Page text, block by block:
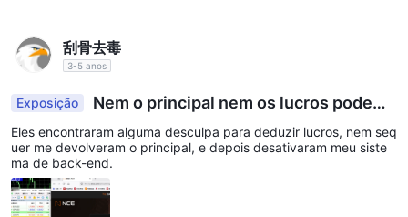
e mais. O MT5 oferece capacidades avançadas de gráficos,
ferramentas de análise técnica, indicadores personalizáveis e a
capacidade de automatizar estratégias de negociação usando
negociações, gerenciar ordens e monitorar as condições do
mercado em tempo real usando o MT5.
API FIX
刮骨去毒
3-5 anos
Exposição
Nem o principal nem os lucros podem
ser retirados.
Eles encontraram alguma desculpa para deduzir lucros, nem seq
uer me devolveram o principal, e depois desativaram meu siste
ma de back-end.